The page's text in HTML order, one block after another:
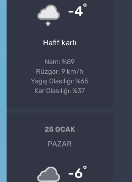
-4°
Hafif karlı
Nem: %89
Rüzgar: 9 km/h
Yağış Olasılığı: %65
Kar Olasılığı: %37
25 OCAK
PAZAR
-6°